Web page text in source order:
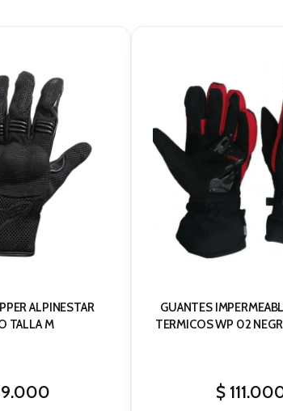
ALPINESTAR
TALLA M
GUANTES
TERMICOS WP 02
$